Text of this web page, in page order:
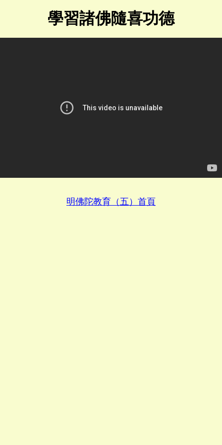
學習諸佛隨喜功德
明佛陀教育（五）首頁